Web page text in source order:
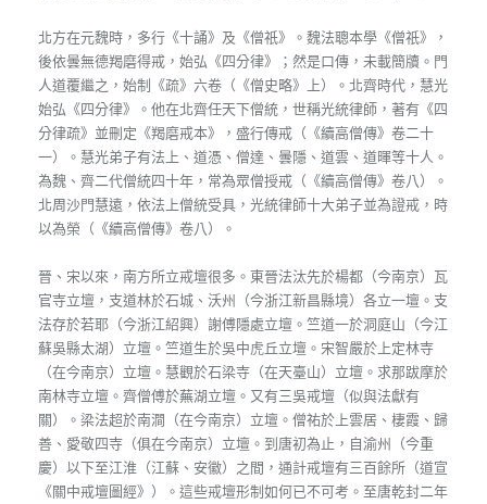
北方在元魏時，多行《十誦》及《僧祇》。魏法聰本學《僧祇》，
後依曇無德羯磨得戒，始弘《四分律》；然是口傳，未載簡牘。門
人道覆繼之，始制《疏》六卷（《僧史略》上）。北齊時代，慧光
始弘《四分律》。他在北齊任天下僧統，世稱光統律師，著有《四
分律疏》並刪定《羯磨戒本》，盛行傳戒（《續高僧傳》卷二十
一）。慧光弟子有法上、道憑、僧達、曇隱、道雲、道暉等十人。
為魏、齊二代僧統四十年，常為眾僧授戒（《續高僧傳》卷八）。
北周沙門慧遠，依法上僧統受具，光統律師十大弟子並為證戒，時
以為榮（《續高僧傳》卷八）。
晉、宋以來，南方所立戒壇很多。東晉法汰先於楊都（今南京）瓦
官寺立壇，支道林於石城、沃州（今浙江新昌縣境）各立一壇。支
法存於若耶（今浙江紹興）謝傅隱處立壇。竺道一於洞庭山（今江
蘇吳縣太湖）立壇。竺道生於吳中虎丘立壇。宋智嚴於上定林寺
（在今南京）立壇。慧觀於石梁寺（在天臺山）立壇。求那跋摩於
南林寺立壇。齊僧傅於蕪湖立壇。又有三吳戒壇（似與法獻有
關）。梁法超於南澗（在今南京）立壇。僧祐於上雲居、棲霞、歸
善、愛敬四寺（俱在今南京）立壇。到唐初為止，自渝州（今重
慶）以下至江淮（江蘇、安徽）之間，通計戒壇有三百餘所（道宣
《關中戒壇圖經》）。這些戒壇形制如何已不可考。至唐乾封二年